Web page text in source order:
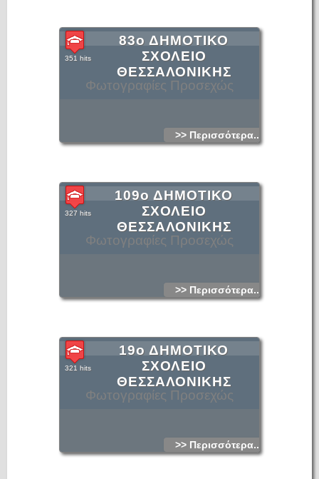
Φωτογραφίες Προσεχώς
83ο ΔΗΜΟΤΙΚΟ
ΣΧΟΛΕΙΟ
ΘΕΣΣΑΛΟΝΙΚΗΣ
351 hits
>> Περισσότερα...
Φωτογραφίες Προσεχώς
109ο ΔΗΜΟΤΙΚΟ
ΣΧΟΛΕΙΟ
ΘΕΣΣΑΛΟΝΙΚΗΣ
327 hits
>> Περισσότερα...
Φωτογραφίες Προσεχώς
19ο ΔΗΜΟΤΙΚΟ
ΣΧΟΛΕΙΟ
ΘΕΣΣΑΛΟΝΙΚΗΣ
321 hits
>> Περισσότερα...